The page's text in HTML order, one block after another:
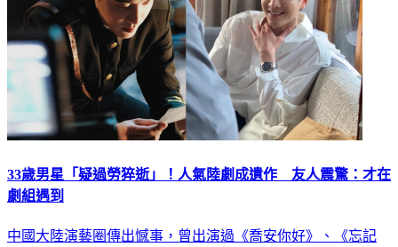
33歲男星「疑過勞猝逝」！人氣陸劇成遺作 友人震驚：才在
劇組遇到
中國大陸演藝圈傳出憾事，曾出演過《喬安你好》、《忘記